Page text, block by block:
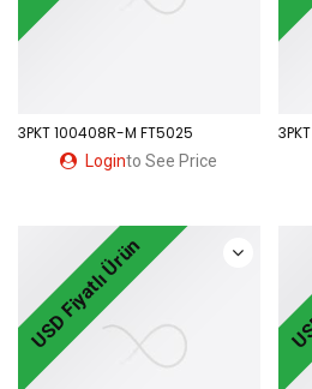
3PKT 100408R-M FT5025
Loginto See Price
USD Fiyatlı Ürün